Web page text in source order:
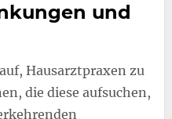
und
Hausarztpraxen zu
die diese aufsuchen,